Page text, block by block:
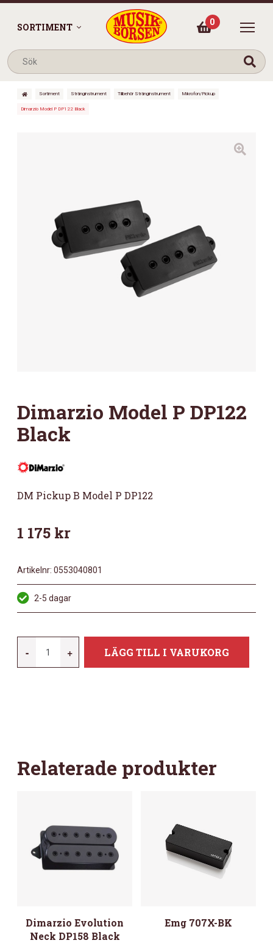
SORTIMENT 0
Sortiment Stränginstrument Tillbehör Stränginstrument Mikrofon/Pickup
Dimarzio Model P DP122 Black
Dimarzio Model P DP122
Black
DM Pickup B Model P DP122
1 175 kr
Artikelnr: 0553040801
2-5 dagar
-
MODEL
+ LÄGG TILL I VARUKORG
Relaterade produkter
Dimarzio Evolution
Neck DP158 Black
Emg 707X-BK